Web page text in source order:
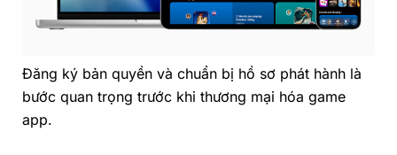
Đăng ký bản quyền và chuẩn bị hồ sơ phát hành là
bước quan trọng trước khi thương mại hóa game
app.